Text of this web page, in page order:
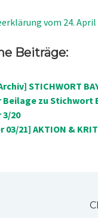
vom 24. April
Beiträge:
STICHWORT
Beilage zu Stichwort
20
03/21] AKTION &